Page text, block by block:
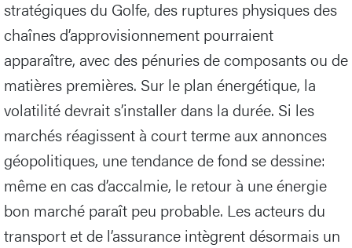
stratégiques du Golfe, des ruptures physiques des
chaînes d’approvisionnement pourraient
apparaître, avec des pénuries de composants ou de
matières premières. Sur le plan énergétique, la
volatilité devrait s’installer dans la durée. Si les
marchés réagissent à court terme aux annonces
géopolitiques, une tendance de fond se dessine:
même en cas d’accalmie, le retour à une énergie
bon marché paraît peu probable. Les acteurs du
transport et de l’assurance intègrent désormais un